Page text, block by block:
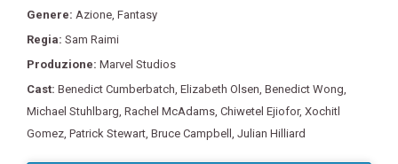
Genere: Azione Fantasy
Regia: Sam Raimi
Produzione: Marvel Studios
Cast: Benedict Cumberbatch Elizabeth Olsen Benedict Wong
Michael Stuhlbarg Rachel McAdams Chiwetel Ejiofor, Xochitl
Gomez Patrick Stewart Bruce Campbell Julian Hilliard